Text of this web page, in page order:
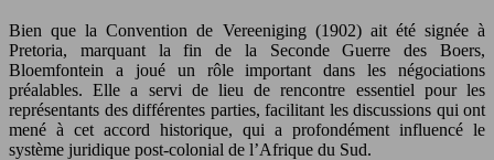
Bien que la Convention de Vereeniging (1902) ait été signée à
Pretoria, marquant la fin de la Seconde Guerre des Boers,
Bloemfontein a joué un rôle important dans les négociations
préalables. Elle a servi de lieu de rencontre essentiel pour les
représentants des différentes parties, facilitant les discussions qui ont
mené à cet accord historique, qui a profondément influencé le
système juridique post-colonial de l’Afrique du Sud.